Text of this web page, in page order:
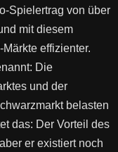
Spielertrag von über
mit diesem
effizienter.
Die
und der
belasten
das: Der Vorteil des
er existiert noch